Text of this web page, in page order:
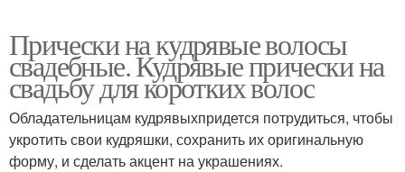
Прически на кудрявые волосы
свадебные. Кудрявые прически на
свадьбу для коротких волос
Обладательницам кудрявыхпридется потрудиться, чтобы
укротить свои кудряшки, сохранить их оригинальную
форму, и сделать акцент на украшениях.